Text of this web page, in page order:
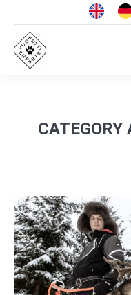
CATEGORY